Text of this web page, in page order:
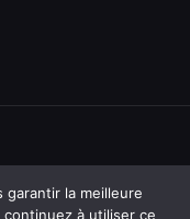
la meilleure
à utiliser ce